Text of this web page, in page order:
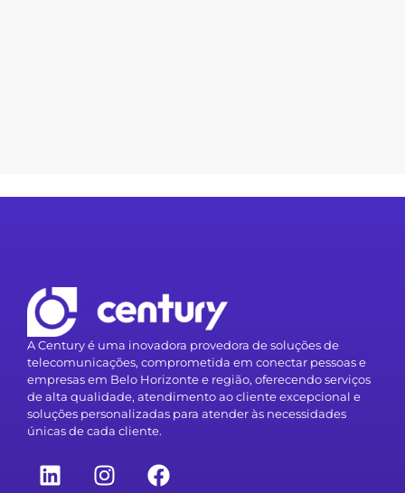
A Century é uma inovadora provedora de soluções de
telecomunicações, comprometida em conectar pessoas e
empresas em Belo Horizonte e região, oferecendo serviços
de alta qualidade, atendimento ao cliente excepcional e
soluções personalizadas para atender às necessidades
únicas de cada cliente.